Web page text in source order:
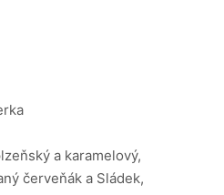
a karamelový,
červeňák a Sládek,